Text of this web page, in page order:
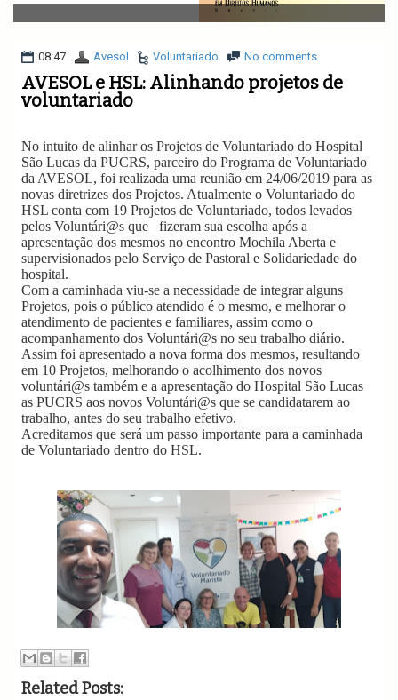
v
i
a
i
08:47 Avesol Voluntariado No comments
AVESOL e HSL: Alinhando projetos de
voluntariado
No intuito de alinhar os Projetos de Voluntariado do Hospital
São Lucas da PUCRS, parceiro do Programa de Voluntariado
da AVESOL, foi realizada uma reunião em 24/06/2019 para as
novas diretrizes dos Projetos. Atualmente o Voluntariado do
HSL conta com 19 Projetos de Voluntariado, todos levados
pelos Voluntári@s que
fizeram sua escolha após a
apresentação dos mesmos no encontro Mochila Aberta e
supervisionados pelo Serviço de Pastoral e Solidariedade do
hospital.
Com a caminhada viu-se a necessidade de integrar alguns
Projetos, pois o público atendido é o mesmo, e melhorar o
atendimento de pacientes e familiares, assim como o
acompanhamento dos Voluntári@s no seu trabalho diário.
Assim foi apresentado a nova forma dos mesmos, resultando
em 10 Projetos, melhorando o acolhimento dos novos
voluntári@s também e a apresentação do Hospital São Lucas
as PUCRS aos novos Voluntári@s que se candidatarem ao
trabalho, antes do seu trabalho efetivo.
Acreditamos que será um passo importante para a caminhada
de Voluntariado dentro do HSL.
Related Posts: